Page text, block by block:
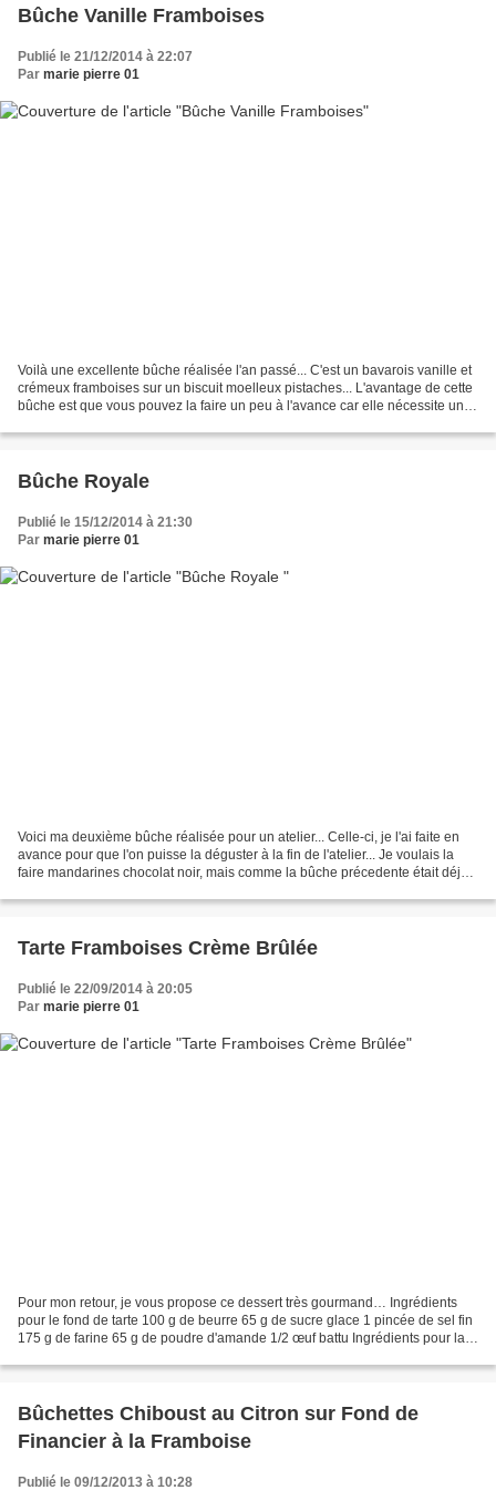
Bûche Vanille Framboises
Publié le 21/12/2014 à 22:07
Par marie pierre 01
Voilà une excellente bûche réalisée l'an passé... C'est un bavarois vanille et
crémeux framboises sur un biscuit moelleux pistaches... L'avantage de cette
bûche est que vous pouvez la faire un peu à l'avance car elle nécessite un
Bûche Royale
Publié le 15/12/2014 à 21:30
Par marie pierre 01
Voici ma deuxième bûche réalisée pour un atelier... Celle-ci, je l'ai faite en
avance pour que l'on puisse la déguster à la fin de l'atelier... Je voulais la
faire mandarines chocolat noir, mais comme la bûche précedente était déjà
Tarte Framboises Crème Brûlée
Publié le 22/09/2014 à 20:05
Par marie pierre 01
Pour mon retour, je vous propose ce dessert très gourmand… Ingrédients
pour le fond de tarte 100 g de beurre 65 g de sucre glace 1 pincée de sel fin
175 g de farine 65 g de poudre d'amande 1/2 œuf battu Ingrédients pour la
Bûchettes Chiboust au Citron sur Fond de
Financier à la Framboise
Publié le 09/12/2013 à 10:28